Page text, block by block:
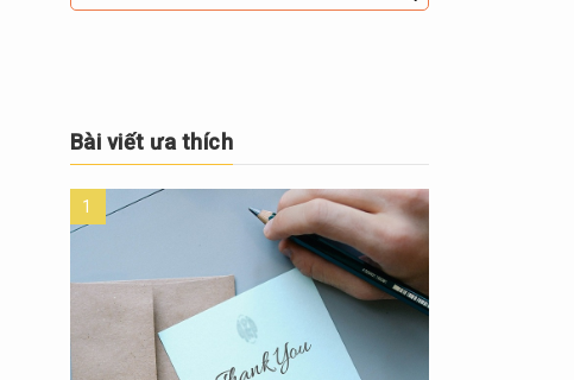
Bài viết ưa thích